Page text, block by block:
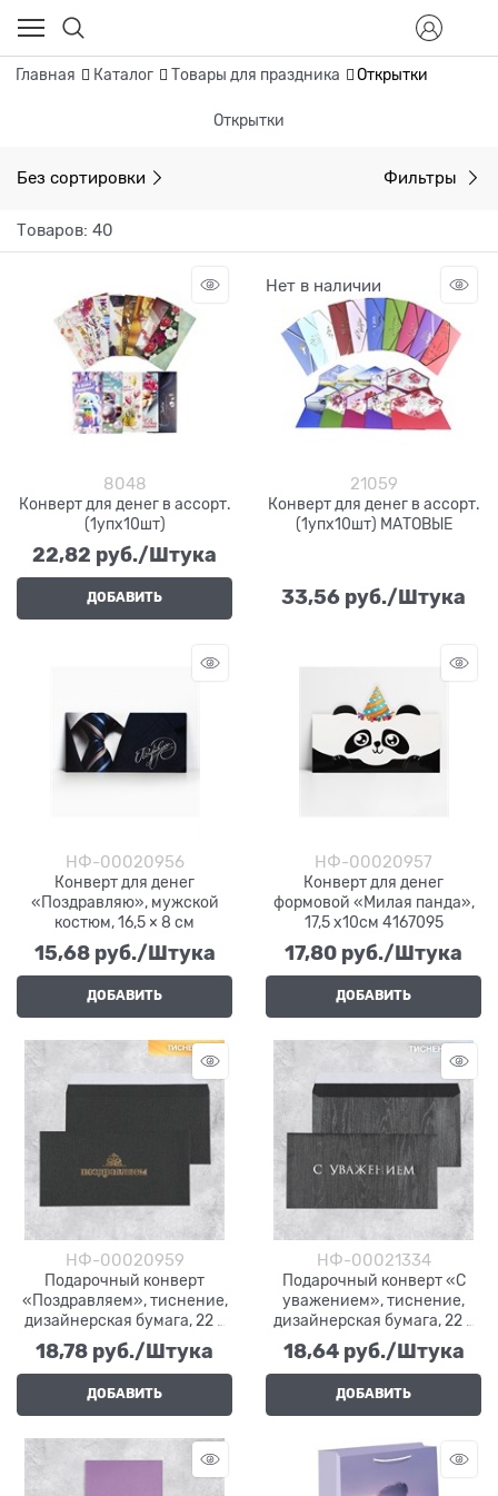
Главная Каталог Товары для праздника Открытки
Открытки
Без сортировки Фильтры
Товаров: 40
8048
Конверт для денег в ассорт.
(1упх10шт)
22,82 руб./Штука
ДОБАВИТЬ
Нет в наличии
21059
Конверт для денег в ассорт.
(1упх10шт) МАТОВЫЕ
33,56 руб./Штука
НФ-00020956
Конверт для денег
«Поздравляю», мужской
костюм, 16,5 × 8 см
15,68 руб./Штука
ДОБАВИТЬ
НФ-00020957
Конверт для денег
формовой «Милая панда»,
17,5 х10см 4167095
17,80 руб./Штука
ДОБАВИТЬ
НФ-00020959
Подарочный конверт
«Поздравляем», тиснение,
дизайнерская бумага, 22 ×
11 см
18,78 руб./Штука
ДОБАВИТЬ
НФ-00021334
Подарочный конверт «С
уважением», тиснение,
дизайнерская бумага, 22 ×
11 см
18,64 руб./Штука
ДОБАВИТЬ